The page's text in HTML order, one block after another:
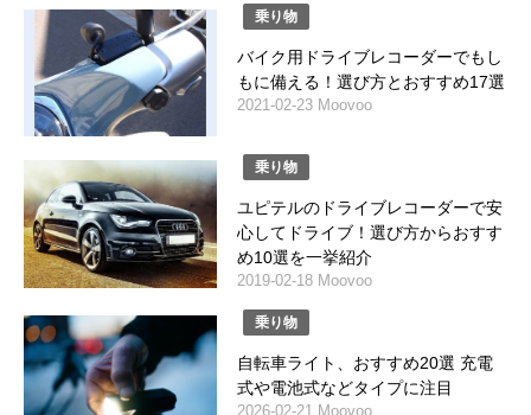
乗り物
バイク用ドライブレコーダーでもし
もに備える！選び方とおすすめ17選
2021-02-23 Moovoo
乗り物
ユピテルのドライブレコーダーで安
心してドライブ！選び方からおすす
め10選を一挙紹介
2019-02-18 Moovoo
乗り物
自転車ライト、おすすめ20選 充電
式や電池式などタイプに注目
2026-02-21 Moovoo